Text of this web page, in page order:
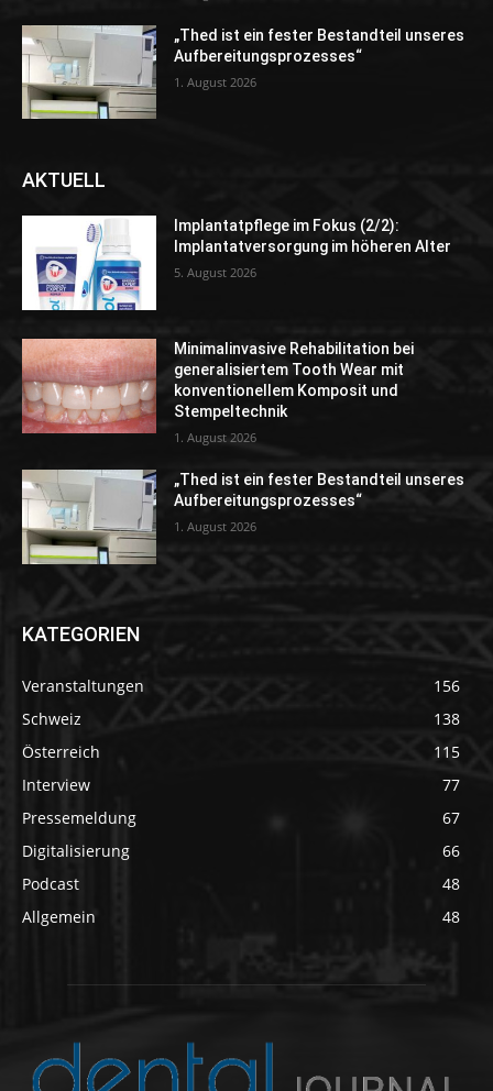
„Thed ist ein fester Bestandteil unseres
Aufbereitungsprozesses“
1. August 2026
AKTUELL
Implantatpflege im Fokus (2/2):
Implantatversorgung im höheren Alter
5. August 2026
Minimalinvasive Rehabilitation bei
generalisiertem Tooth Wear mit
konventionellem Komposit und
Stempeltechnik
1. August 2026
„Thed ist ein fester Bestandteil unseres
Aufbereitungsprozesses“
1. August 2026
KATEGORIEN
Veranstaltungen
156
Schweiz
138
Österreich
115
Interview
77
Pressemeldung
67
Digitalisierung
66
Podcast
48
Allgemein
48